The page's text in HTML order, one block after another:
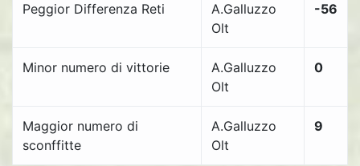
Peggior Differenza Reti
A.Galluzzo
Olt
-56
Minor numero di vittorie
A.Galluzzo
Olt
0
Maggior numero di
sconffitte
A.Galluzzo
Olt
9